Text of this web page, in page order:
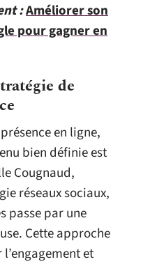
:Améliorer son
pour gagner en
de
en ligne,
bien définie est
Cougnaud,
réseaux sociaux,
passe par une
Cette approche
et